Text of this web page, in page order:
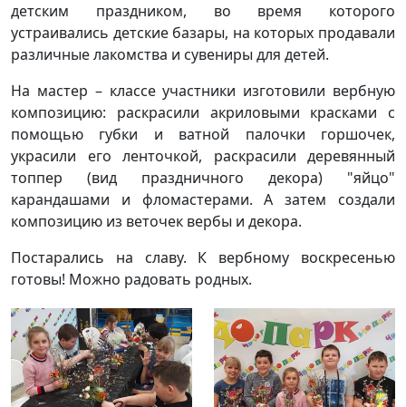
детским праздником, во время которого
устраивались детские базары, на которых продавали
различные лакомства и сувениры для детей.
На мастер – классе участники изготовили вербную
композицию: раскрасили акриловыми красками с
помощью губки и ватной палочки горшочек,
украсили его ленточкой, раскрасили деревянный
топпер (вид праздничного декора) "яйцо"
карандашами и фломастерами. А затем создали
композицию из веточек вербы и декора.
Постарались на славу. К вербному воскресенью
готовы! Можно радовать родных.